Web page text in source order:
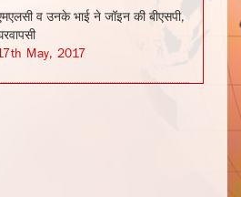
व उनके भाई ने जॉइन की बीएसपी,
May, 2017